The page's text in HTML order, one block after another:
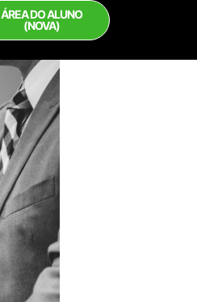
ÁREA DO ALUNO
(NOVA)